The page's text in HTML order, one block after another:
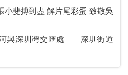
解片尾彩蛋 致敬吳
河與深圳灣交匯處——深圳街道